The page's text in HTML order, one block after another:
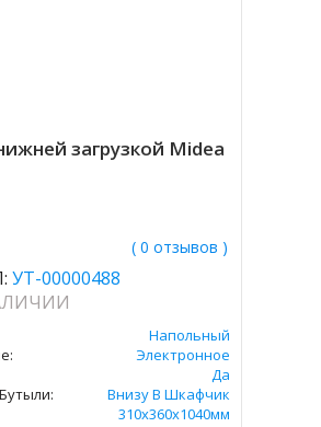
загрузкой Midea
( 0 отзывов )
УТ-00000488
Напольный
Электронное
Да
Внизу В Шкафчик
310х360х1040мм